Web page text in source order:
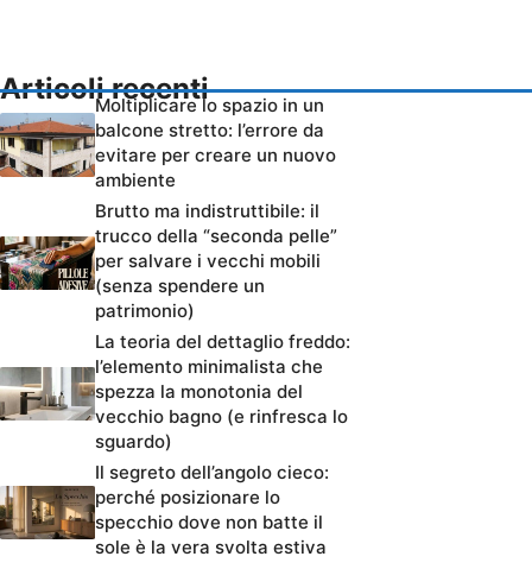
Articoli recenti
Moltiplicare lo spazio in un
balcone stretto: l’errore da
evitare per creare un nuovo
ambiente
Brutto ma indistruttibile: il
trucco della “seconda pelle”
per salvare i vecchi mobili
(senza spendere un
patrimonio)
La teoria del dettaglio freddo:
l’elemento minimalista che
spezza la monotonia del
vecchio bagno (e rinfresca lo
sguardo)
Il segreto dell’angolo cieco:
perché posizionare lo
specchio dove non batte il
sole è la vera svolta estiva